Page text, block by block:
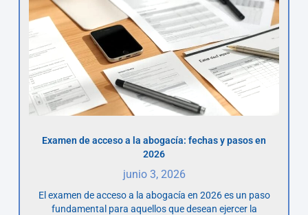
Examen de acceso a la abogacía: fechas y pasos en
2026
junio 3, 2026
El examen de acceso a la abogacía en 2026 es un paso
fundamental para aquellos que desean ejercer la